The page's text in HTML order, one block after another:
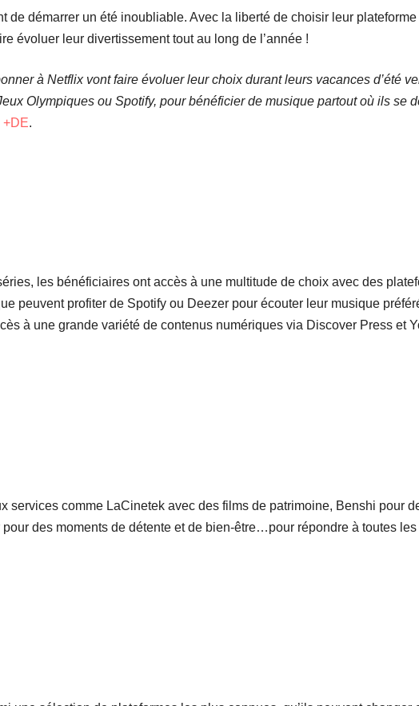
de démarrer un été inoubliable. Avec la liberté de choisir leur plateforme
évoluer leur divertissement tout au long de l’année !
à Netflix vont faire évoluer leur choix durant leurs vacances d’été
Olympiques ou Spotify, pour bénéficier de musique partout où ils se
+DE.
les bénéficiaires ont accès à une multitude de choix avec des
peuvent profiter de Spotify ou Deezer pour écouter leur musique
à une grande variété de contenus numériques via Discover Press et
services comme LaCinetek avec des films de patrimoine, Benshi pour
des moments de détente et de bien-être…pour répondre à toutes les